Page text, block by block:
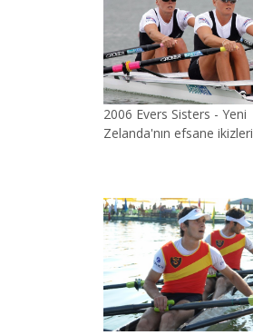
2006 Evers Sisters - Yeni
Zelanda'nın efsane ikizleri